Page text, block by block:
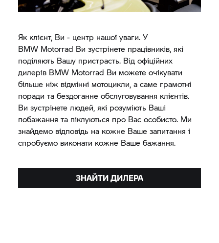
Як клієнт, Ви - центр нашої уваги. У
BMW Motorrad Ви зустрінете працівників, які
поділяють Вашу пристрасть. Від офіційних
дилерів BMW Motorrad Ви можете очікувати
більше ніж відмінні мотоцикли, а саме грамотні
поради та бездоганне обслуговування клієнтів.
Ви зустрінете людей, які розуміють Ваші
побажання та піклуються про Вас особисто. Ми
знайдемо відповідь на кожне Ваше запитання і
спробуємо виконати кожне Ваше бажання.
ЗНАЙТИ ДИЛЕРА